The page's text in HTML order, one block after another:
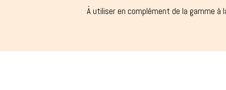
À utiliser en complément de la gamme à